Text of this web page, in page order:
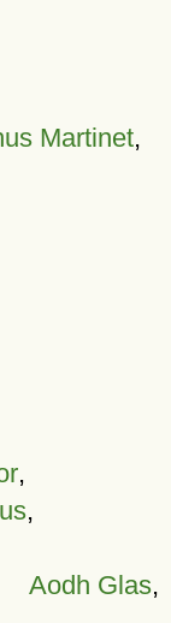
Martinet,
,
,
Aodh Glas,